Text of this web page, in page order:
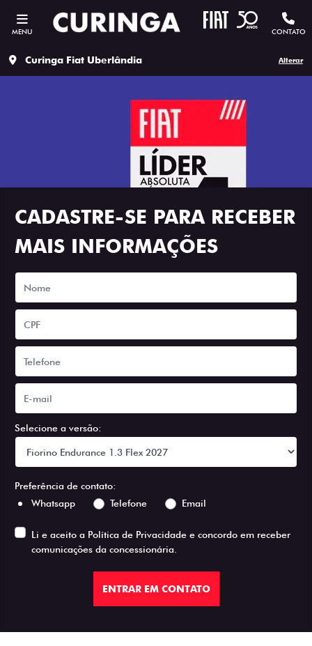
MENU CONTATO
Curinga Fiat Uberlândia Alterar
CADASTRE-SE PARA RECEBER
MAIS INFORMAÇÕES
Selecione a versão:
Preferência de contato:
Whatsapp
Telefone Email
Li e aceito a Política de Privacidade e concordo em receber
comunicações da concessionária.
ENTRAR EM CONTATO